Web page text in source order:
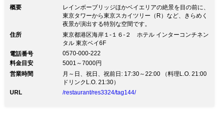
概要
レインボーブリッジほかベイエリアの絶景を目の前に、
東京タワーから東京スカイツリー（R）など、きらめく
夜景が演出する特別な空間です。
住所
東京都港区海岸１-１６-２ ホテル インターコンチネン
タル 東京ベイ6F
電話番号
0570-000-222
料金目安
5001～7000円
営業時間
月～日、祝日、祝前日: 17:30～22:00 （料理L.O. 21:00
ドリンクL.O. 21:30）
URL
/restaurant/res3324/tag144/